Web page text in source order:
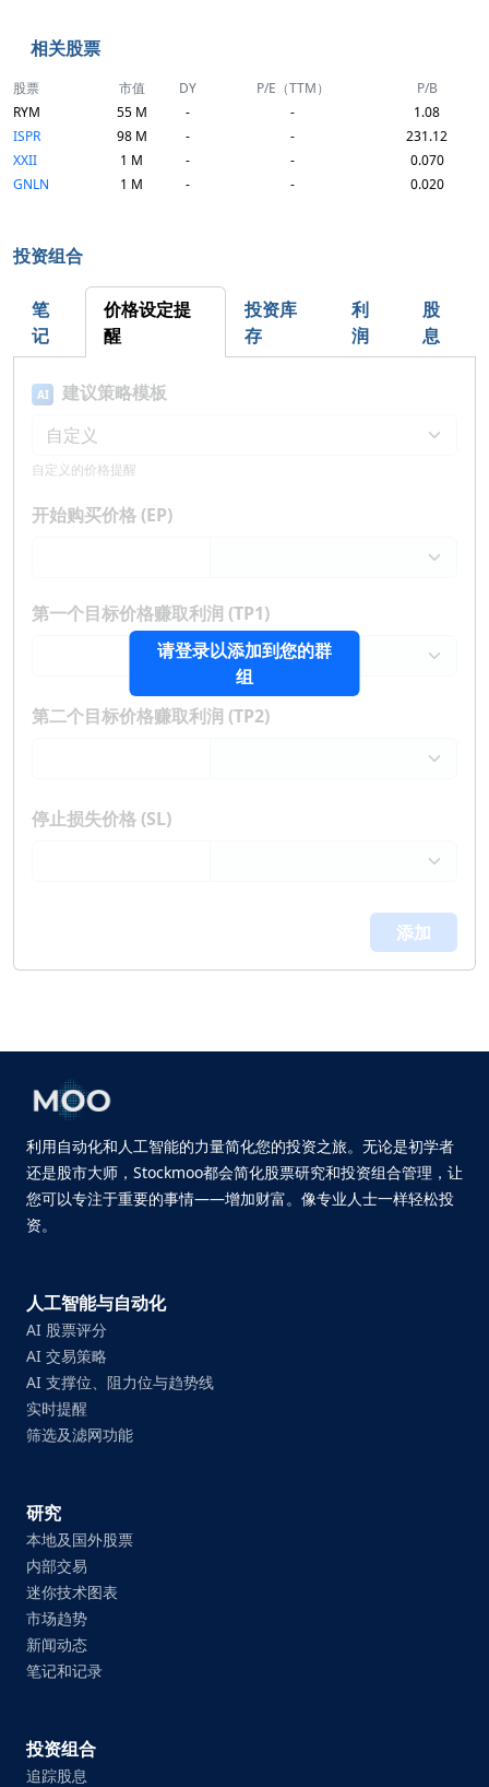
相关股票
股票 市值 DY P/E（TTM）
P/B
RYM
55 M - -
1.08
ISPR
98 M - -
231.12
XXII
1 M - -
0.070
GNLN
1 M - - 0.020
投资组合
笔
记
价格设定提
醒
投资库
存
利
润
股
息
请登录以添加到您的群
组
AI 建议策略模板
自定义的价格提醒
开始购买价格 (EP)
第一个目标价格赚取利润 (TP1)
第二个目标价格赚取利润 (TP2)
停止损失价格 (SL)
添加
利用自动化和人工智能的力量简化您的投资之旅。无论是初学者
还是股市大师，Stockmoo都会简化股票研究和投资组合管理，让
您可以专注于重要的事情——增加财富。像专业人士一样轻松投
资。
人工智能与自动化
AI 股票评分
AI 交易策略
AI 支撑位、阻力位与趋势线
实时提醒
筛选及滤网功能
研究
本地及国外股票
内部交易
迷你技术图表
市场趋势
新闻动态
笔记和记录
投资组合
追踪股息